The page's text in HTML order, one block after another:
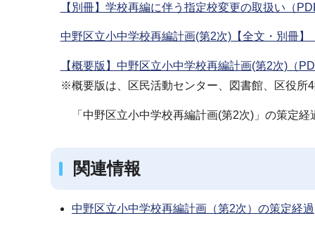
【別冊】学校再編に伴う指定校変更の取扱い（
中野区立小中学校再編計画(第2次)【全文・別冊】
【概要版】中野区立小中学校再編計画(第2次)（
※概要版は、区民活動センター、図書館、区役所
「中野区立小中学校再編計画(第2次)」の策定経
関連情報
中野区立小中学校再編計画（第2次）の策定経過
ら